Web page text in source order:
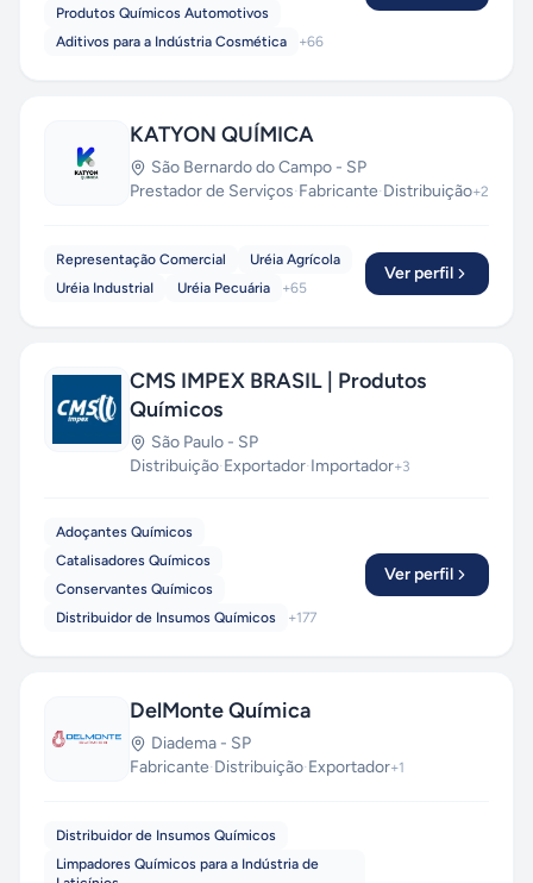
Produtos Químicos Automotivos
Aditivos para a Indústria Cosmética
+66
KATYON QUÍMICA
São Bernardo do Campo - SP
Prestador de Serviços·Fabricante·Distribuição+2
Representação Comercial
Uréia Agrícola
Uréia IndustriaI
Uréia Pecuária +65
Ver perfil
CMS IMPEX BRASIL | Produtos
Químicos
São Paulo - SP
Distribuição·Exportador·Importador+3
Adoçantes Químicos
Catalisadores Químicos
Conservantes Químicos
Distribuidor de Insumos Químicos
+177
Ver perfil
DelMonte Química
Diadema - SP
Fabricante·Distribuição·Exportador+1
Distribuidor de Insumos Químicos
Limpadores Químicos para a Indústria de